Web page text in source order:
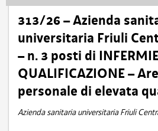
313/26 – Azienda
universitaria Friuli
– n. 3 posti di
QUALIFICAZIONE –
personale di elevata
Azienda sanitaria universitaria Friuli